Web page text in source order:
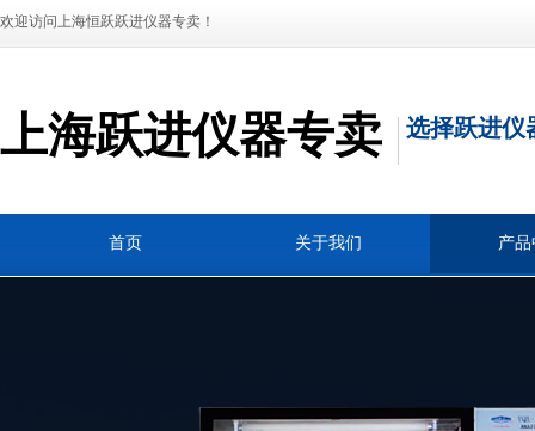
欢迎访问上海恒跃跃进仪器专卖！
上海跃进仪器专卖 选择跃进仪
首页 关于我们 产